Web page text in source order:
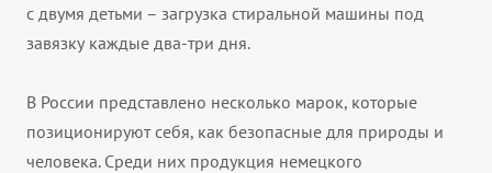
с двумя детьми – загрузка стиральной машины под
завязку каждые два-три дня.
В России представлено несколько марок, которые
позиционируют себя, как безопасные для природы и
человека. Среди них продукция немецкого